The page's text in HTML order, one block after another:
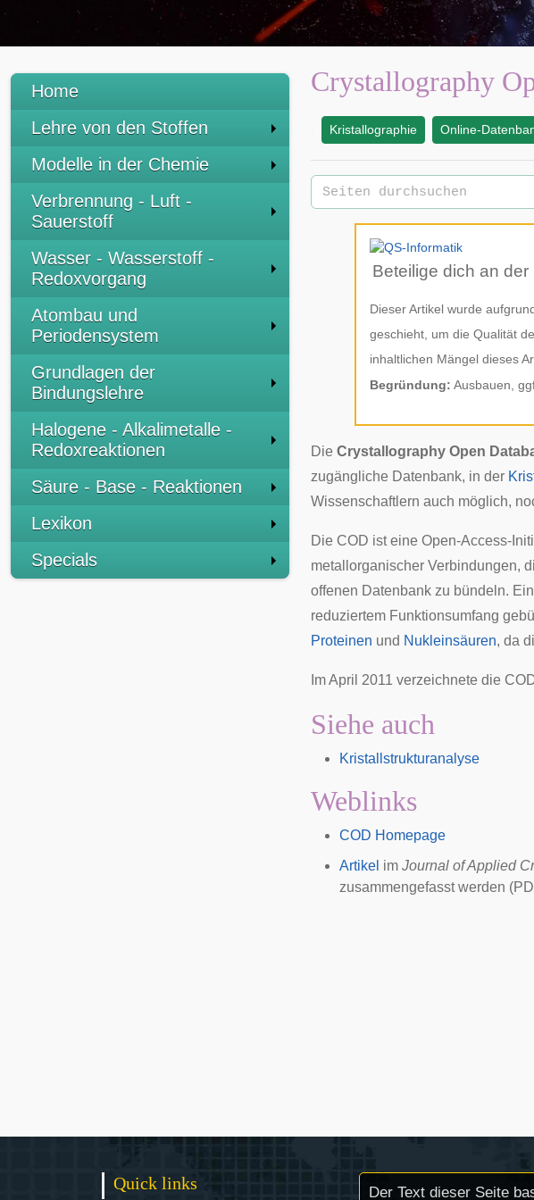
Home
Lehre von den Stoffen
Modelle in der Chemie
Verbrennung - Luft -
Sauerstoff
Wasser - Wasserstoff -
Redoxvorgang
Atombau und
Periodensystem
Grundlagen der
Bindungslehre
Halogene - Alkalimetalle -
Redoxreaktionen
Säure - Base - Reaktionen
Lexikon
Specials
Crystallography
Kristallographie Online-
Beteilige dich an
Dieser Artikel wurde
geschieht, um die Qualität
inhaltlichen Mängel dieses
Begründung: Ausbauen,
Die Crystallography Open
zugängliche Datenbank, in der
Wissenschaftlern auch möglich,
Die COD ist eine Open-Access-
metallorganischer Verbindungen,
offenen Datenbank zu bündeln.
reduziertem Funktionsumfang
Proteinen und Nukleinsäuren, da
Im April 2011 verzeichnete die
Siehe auch
Kristallstrukturanalyse
Weblinks
COD Homepage
Artikel im Journal of Applied
zusammengefasst werden
Quick links Der Text dieser Seite